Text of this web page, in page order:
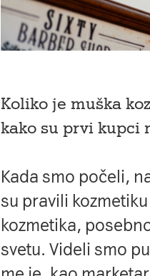
Koliko je muška
kako su prvi kupci
Kada smo počeli,
su pravili
kozmetika,
svetu. Videli smo